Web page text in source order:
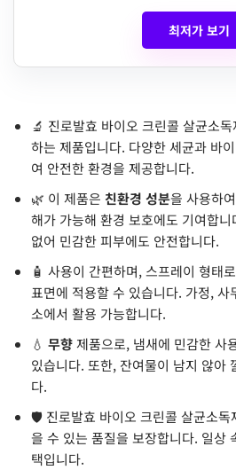
최저가 보기
🔬 진로발효 바이오 크린콜 살균소독
하는 제품입니다. 다양한 세균과 바
여 안전한 환경을 제공합니다.
🌿 이 제품은 친환경 성분을 사용하
해가 가능해 환경 보호에도 기여합
없어 민감한 피부에도 안전합니다.
🧴 사용이 간편하며, 스프레이 형태
표면에 적용할 수 있습니다. 가정,
소에서 활용 가능합니다.
💧 무향제품으로, 냄새에 민감한 사
있습니다. 또한, 잔여물이 남지 않아
다.
🛡️ 진로발효 바이오 크린콜 살균소독
을 수 있는 품질을 보장합니다. 일상
택입니다.